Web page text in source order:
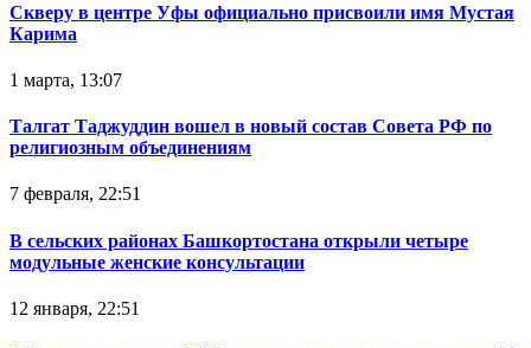
Скверу в центре Уфы официально присвоили имя Мустая
Карима
1 марта, 13:07
Талгат Таджуддин вошел в новый состав Совета РФ по
религиозным объединениям
7 февраля, 22:51
В сельских районах Башкортостана открыли четыре
модульные женские консультации
12 января, 22:51